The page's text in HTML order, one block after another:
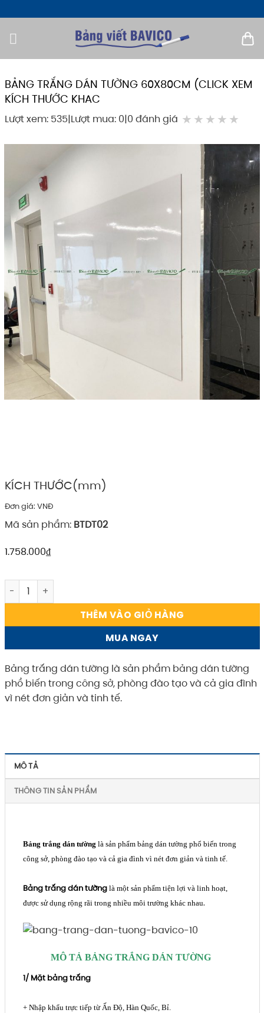
qua
nội
BẢNG TRẮNG DÁN TƯỜNG 60X80CM (CLICK XEM
KÍCH THƯỚC KHAC
Lượt xem: 535|Lượt mua: 0|0 đánh giá ★ ★ ★ ★ ★
KÍCH THƯỚC(mm)
Đơn giá: VNĐ
Mã sản phẩm: BTDT02
1.758.000₫
Bảng trắng dán tường 60x80cm (Click xem kích thước
THÊM VÀO GIỎ HÀNG
MUA NGAY
Bảng trắng dán tường là sản phẩm bảng dán tường
phổ biến trong công sở, phòng đào tạo và cả gia đình
vì nét đơn giản và tinh tế.
MÔ TẢ
THÔNG TIN SẢN PHẨM
Bảng trắng dán tường là sản phẩm bảng dán tường phổ biến trong
công sở, phòng đào tạo và cả gia đình vì nét đơn giản và tinh tế.
Bảng trắng dán tườnglà một sản phẩm tiện lợi và linh hoạt,
được sử dụng rộng rãi trong nhiều môi trường khác nhau.
MÔ TẢ BẢNG TRẮNG DÁN TƯỜNG
1/ Mặt bảng trắng
+ Nhập khẩu trực tiếp từ Ấn Độ, Hàn Quốc, Bỉ.